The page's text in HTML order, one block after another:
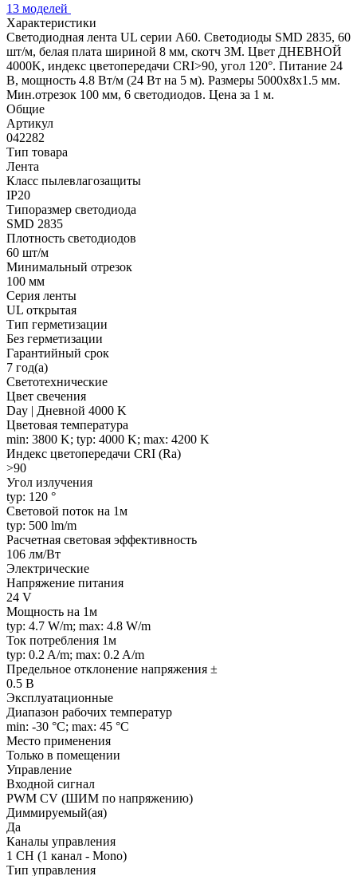
13 моделей
Характеристики
Светодиодная лента UL серии A60. Светодиоды SMD 2835, 60
шт/м, белая плата шириной 8 мм, скотч 3M. Цвет ДНЕВНОЙ
4000K, индекс цветопередачи CRI>90, угол 120°. Питание 24
В, мощность 4.8 Вт/м (24 Вт на 5 м). Размеры 5000x8x1.5 мм.
Мин.отрезок 100 мм, 6 светодиодов. Цена за 1 м.
Общие
Артикул
042282
Тип товара
Лента
Класс пылевлагозащиты
IP20
Типоразмер светодиода
SMD 2835
Плотность светодиодов
60 шт/м
Минимальный отрезок
100 мм
Серия ленты
UL открытая
Тип герметизации
Без герметизации
Гарантийный срок
7 год(а)
Светотехнические
Цвет свечения
Day | Дневной 4000 K
Цветовая температура
min: 3800 K; typ: 4000 K; max: 4200 K
Индекс цветопередачи CRI (Ra)
>90
Угол излучения
typ: 120 °
Световой поток на 1м
typ: 500 lm/m
Расчетная световая эффективность
106 лм/Вт
Электрические
Напряжение питания
24 V
Мощность на 1м
typ: 4.7 W/m; max: 4.8 W/m
Ток потребления 1м
typ: 0.2 A/m; max: 0.2 A/m
Предельное отклонение напряжения ±
0.5 В
Эксплуатационные
Диапазон рабочих температур
min: -30 °C; max: 45 °C
Место применения
Только в помещении
Управление
Входной сигнал
PWM СV (ШИМ по напряжению)
Диммируемый(ая)
Да
Каналы управления
1 CH (1 канал - Mono)
Тип управления